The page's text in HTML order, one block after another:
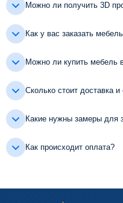
Можно ли получить 3D
Как у вас заказать
Можно ли купить мебель
Сколько стоит доставка
Какие нужны замеры для
Как происходит оплата?